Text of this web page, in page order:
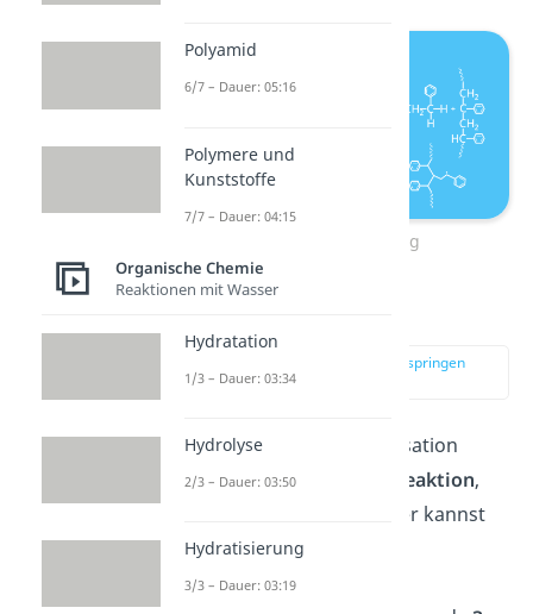
Kettenübertragung
zur Stelle im Video springen
(03:32)
Die radikalische Polymerisation
endet mit einer
Abbruchreaktion,
. Auch hier kannst
du verschiedene Fälle
unterscheiden. Für eine
Polyamid
6/7 – Dauer: 05:16
Polymere und
Kunststoffe
7/7 – Dauer: 04:15
Organische Chemie
Reaktionen mit Wasser
Hydratation
1/3 – Dauer: 03:34
Hydrolyse
2/3 – Dauer: 03:50
Hydratisierung
3/3 – Dauer: 03:19